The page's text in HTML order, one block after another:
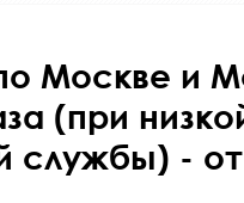
Москве и
(при
службы) -